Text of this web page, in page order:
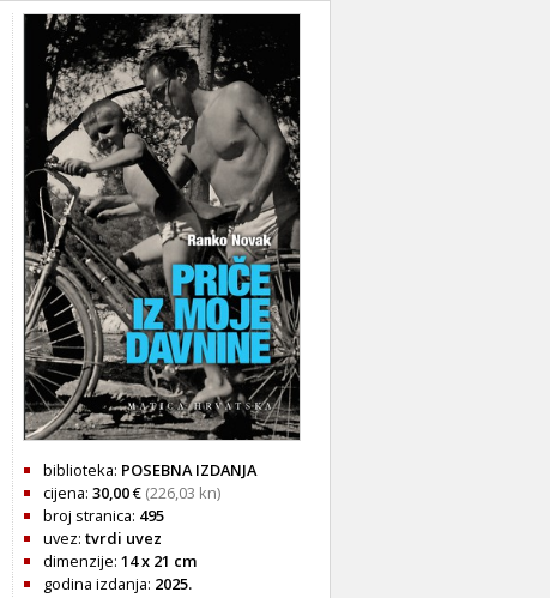
biblioteka: POSEBNA IZDANJA
cijena: 30,00€ (226,03 kn)
broj stranica: 495
uvez: tvrdi uvez
dimenzije: 14 x 21 cm
godina izdanja: 2025.